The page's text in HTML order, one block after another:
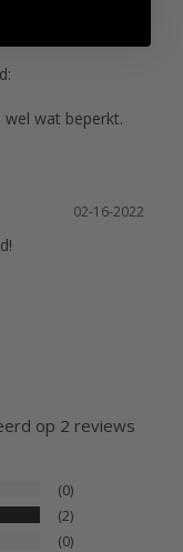
wel wat beperkt.
02-16-2022
op 2 reviews
0
2
0